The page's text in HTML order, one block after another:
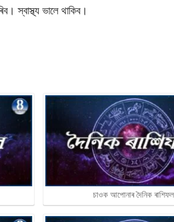
স্বাস্থ্য ভালে থাকিব।
চাওক আপোনাৰ দৈনিক ৰাশিফল